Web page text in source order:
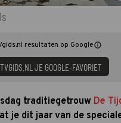
resultaten op Google
JE GOOGLE-FAVORIET
traditiegetrouw De
je dit jaar van de